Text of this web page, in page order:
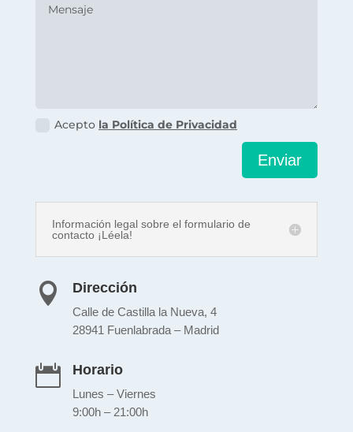
Acepto la Política de Privacidad
Enviar
Información legal sobre el formulario de
contacto ¡Léela!
 Dirección
Calle de Castilla la Nueva, 4
28941 Fuenlabrada – Madrid
 Horario
Lunes – Viernes
9:00h – 21:00h